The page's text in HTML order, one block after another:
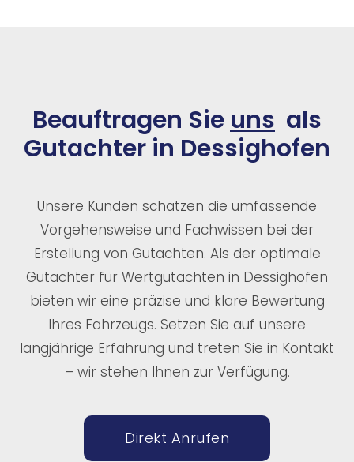
Beauftragen Sie uns als
Gutachter in Dessighofen
Unsere Kunden schätzen die umfassende
Vorgehensweise und Fachwissen bei der
Erstellung von Gutachten. Als der optimale
Gutachter für Wertgutachten in Dessighofen
bieten wir eine präzise und klare Bewertung
Ihres Fahrzeugs. Setzen Sie auf unsere
langjährige Erfahrung und treten Sie in Kontakt
– wir stehen Ihnen zur Verfügung.
Direkt Anrufen